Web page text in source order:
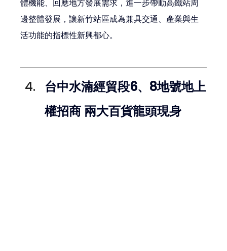
體機能、回應地方發展需求，進一步帶動高鐵站周
邊整體發展，讓新竹站區成為兼具交通、產業與生
活功能的指標性新興都心。
台中水湳經貿段6、8地號地上
權招商 兩大百貨龍頭現身